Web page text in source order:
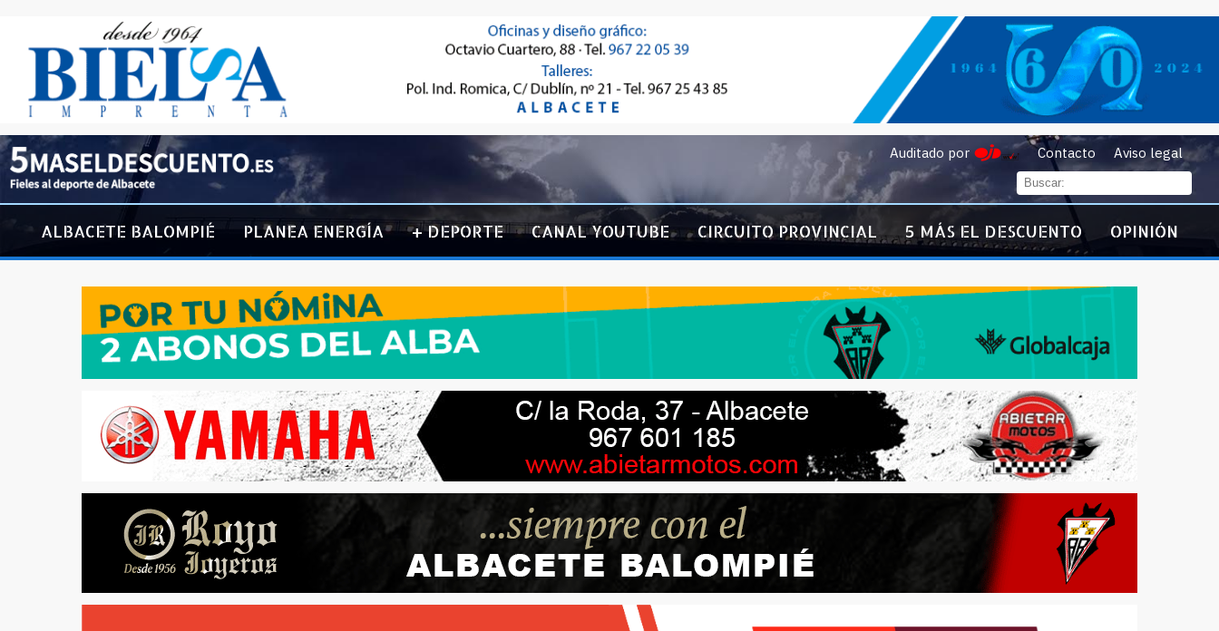
Auditado por Contacto Aviso legal
ALBACETE BALOMPIÉ PLANEA ENERGÍA + DEPORTE CANAL YOUTUBE CIRCUITO PROVINCIAL 5 MÁS EL DESCUENTO OPINIÓN